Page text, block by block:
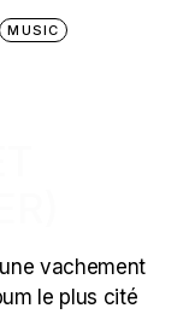
MUSIC
vachement
le plus cité